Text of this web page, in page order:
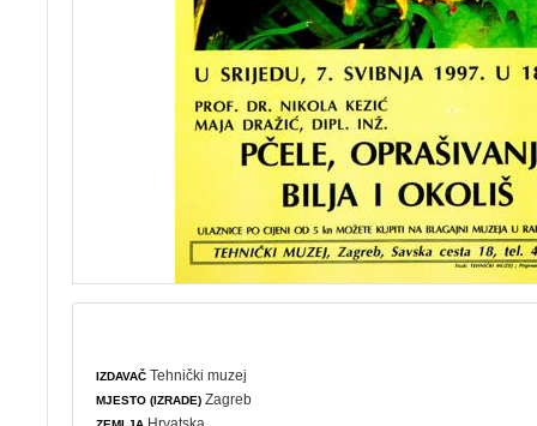
IZDAVAČ Tehnički muzej
MJESTO (IZRADE) Zagreb